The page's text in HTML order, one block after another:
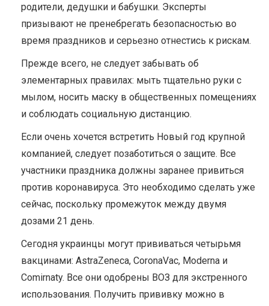
родители, дедушки и бабушки. Эксперты
призывают не пренебрегать безопасностью во
время праздников и серьезно отнестись к рискам.
Прежде всего, не следует забывать об
элементарных правилах: мыть тщательно руки с
мылом, носить маску в общественных помещениях
и соблюдать социальную дистанцию.
Если очень хочется встретить Новый год крупной
компанией, следует позаботиться о защите. Все
участники праздника должны заранее привиться
против коронавируса. Это необходимо сделать уже
сейчас, поскольку промежуток между двумя
дозами 21 день.
Сегодня украинцы могут прививаться четырьмя
вакцинами: AstraZeneca, CoronaVac, Moderna и
Comirnaty. Все они одобрены ВОЗ для экстренного
использования. Получить прививку можно в